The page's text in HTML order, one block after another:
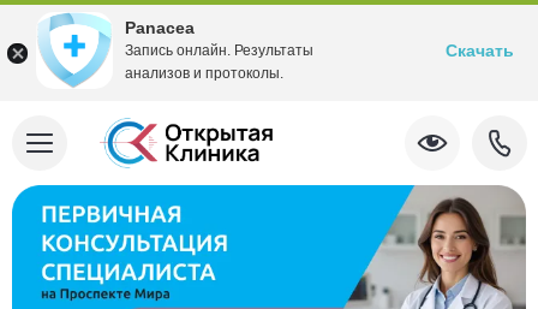
Panacea
Запись онлайн. Результаты
анализов и протоколы.
Скачать